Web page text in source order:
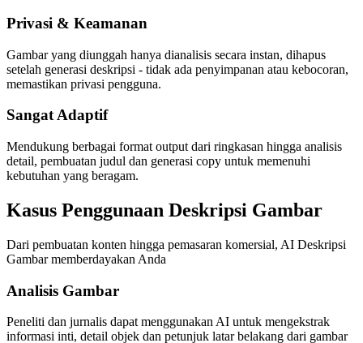
Privasi & Keamanan
Gambar yang diunggah hanya dianalisis secara instan, dihapus
setelah generasi deskripsi - tidak ada penyimpanan atau kebocoran,
memastikan privasi pengguna.
Sangat Adaptif
Mendukung berbagai format output dari ringkasan hingga analisis
detail, pembuatan judul dan generasi copy untuk memenuhi
kebutuhan yang beragam.
Kasus Penggunaan Deskripsi Gambar
Dari pembuatan konten hingga pemasaran komersial, AI Deskripsi
Gambar memberdayakan Anda
Analisis Gambar
Peneliti dan jurnalis dapat menggunakan AI untuk mengekstrak
informasi inti, detail objek dan petunjuk latar belakang dari gambar